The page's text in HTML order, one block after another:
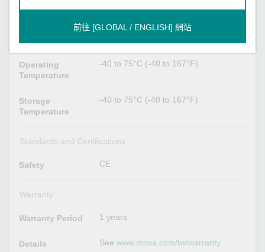
Cord Length 1500±100 mm (59.06±3.94 in)
Environmental Limits
Operating
Temperature
-40 to 75°C (-40 to 167°F)
Storage
Temperature
-40 to 75°C (-40 to 167°F)
Standards and Certifications
Safety CE
Warranty
Warranty Period 1 years
Details Seewww.moxa.com/tw/warranty
前往 [GLOBAL / ENGLISH] 網站